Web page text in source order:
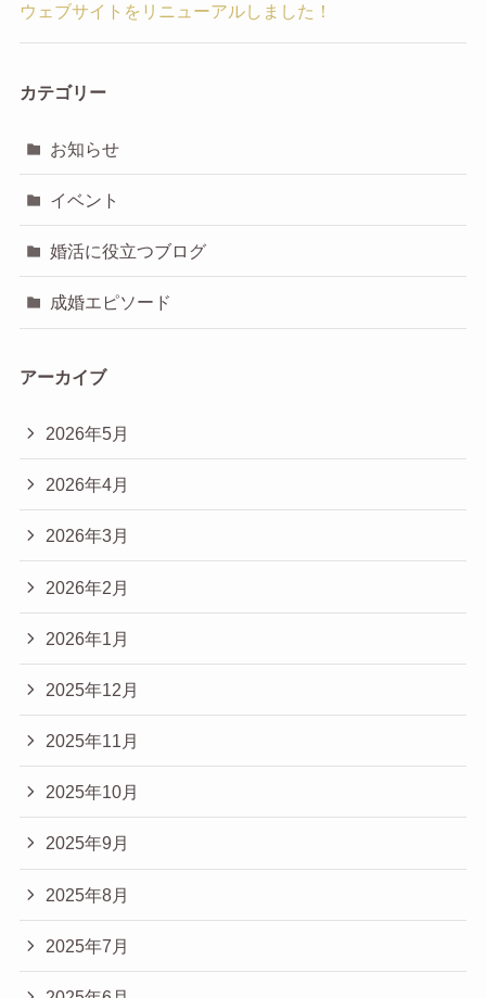
ウェブサイトをリニューアルしました！
カテゴリー
お知らせ
イベント
婚活に役立つブログ
成婚エピソード
アーカイブ
2026年5月
2026年4月
2026年3月
2026年2月
2026年1月
2025年12月
2025年11月
2025年10月
2025年9月
2025年8月
2025年7月